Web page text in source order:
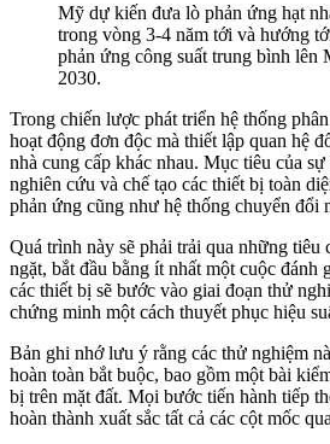
Mỹ dự kiến đưa lò phản ứng hạt
trong vòng 3-4 năm tới và hướng
phản ứng công suất trung bình lên
2030.
Trong chiến lược phát triển hệ thống
hoạt động đơn độc mà thiết lập quan hệ
nhà cung cấp khác nhau. Mục tiêu của
nghiên cứu và chế tạo các thiết bị toàn
phản ứng cũng như hệ thống chuyển đổi
Quá trình này sẽ phải trải qua những tiêu
ngặt, bắt đầu bằng ít nhất một cuộc đánh
các thiết bị sẽ bước vào giai đoạn thử
chứng minh một cách thuyết phục hiệu
Bản ghi nhớ lưu ý rằng các thử nghiệm
hoàn toàn bắt buộc, bao gồm một bài
bị trên mặt đất. Mọi bước tiến hành tiếp
hoàn thành xuất sắc tất cả các cột mốc